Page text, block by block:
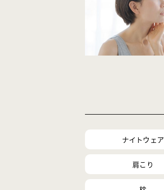
ナイトウェア
肩こり